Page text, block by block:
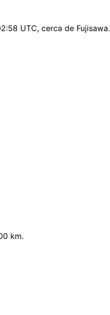
UTC, cerca de Fujisawa.
km.